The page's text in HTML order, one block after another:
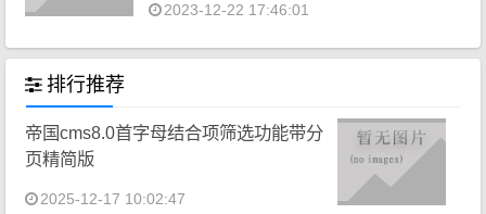
2023-12-22 17:46:01
排行推荐
帝国cms8.0首字母结合项筛选功能带分
页精简版
2025-12-17 10:02:47